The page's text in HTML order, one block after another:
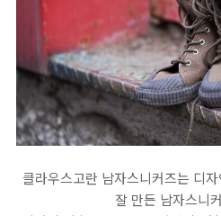
클라우스고란 남자스니커즈는 디
잘 만든 남자스니